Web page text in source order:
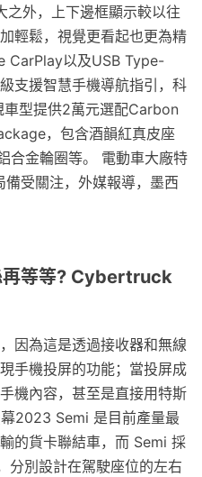
之外，上下邊框顯示較以往
輕鬆，視覺更看起也更為精
CarPlay以及USB Type-
支援智慧手機導航指引，科
型提供2萬元選配Carbon
，包含酒韻紅真皮座
合金輪圈等。 電動車大廠特
受關注，外媒報導，墨西
再等等? Cybertruck
因為這是透過接收器和無線
手機投屏的功能；當投屏成
機內容，甚至是直接用特斯
2023 Semi 是目前產量最
的貨卡聯結車，而 Semi 採
分別設計在駕駛座位的左右